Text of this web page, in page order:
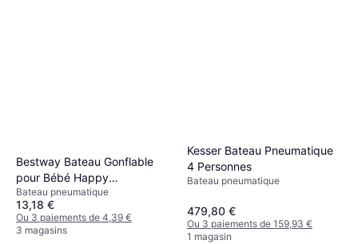
Bestway Bateau Gonflable
pour Bébé Happy
Crustacean 1,19 m
Bateau pneumatique
13,18 €
Ou 3 paiements de 4,39 €
3 magasins
Kesser Bateau Pneumatique
4 Personnes
Bateau pneumatique
479,80 €
Ou 3 paiements de 159,93 €
1 magasin